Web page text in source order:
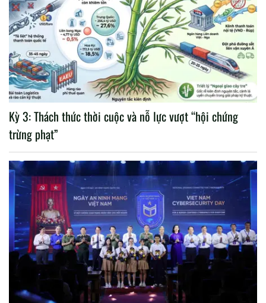
Kỳ 3: Thách thức thời cuộc và nỗ lực vượt “hội chứng
trừng phạt”